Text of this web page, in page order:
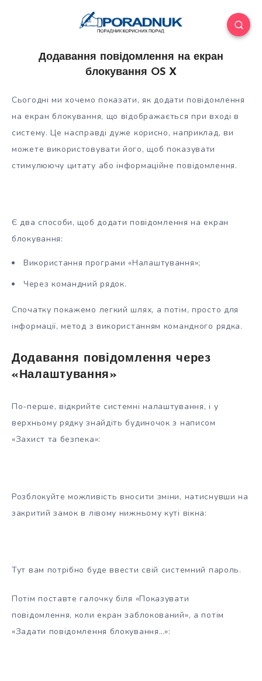
Додавання повідомлення на екран
блокування OS X
Сьогодні ми хочемо показати, як додати повідомлення
на екран блокування, що відображається при вході в
систему. Це насправді дуже корисно, наприклад, ви
можете використовувати його, щоб показувати
стимулюючу цитату або інформаційне повідомлення.
Є два способи, щобдодати повідомлення на екран
блокування:
Використання програми «Налаштування»;
Через командний рядок.
Спочатку покажемо легкий шлях, а потім, просто для
інформації, метод з використанням командного рядка.
Додавання повідомлення через
«Налаштування»
По-перше, відкрийте системні налаштування, і у
верхньому рядку знайдіть будиночок з написом
«Захист та безпека»:
Розблокуйте можливість вносити зміни, натиснувши на
закритий замок в лівому нижньому куті вікна:
Тут вам потрібно буде ввести свій системний пароль.
Потім поставте галочку біля «Показувати
повідомлення, коли екран заблокований», а потім
«Задати повідомлення блокування…»: